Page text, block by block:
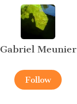
Gabriel Meunier
Follow